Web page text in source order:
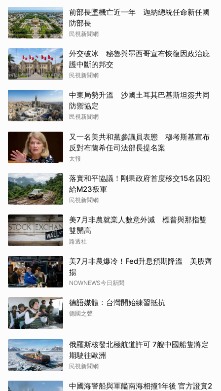
前部長墜機亡近一年 迦納總統任命新任國
防部長
民視新聞網
外交破冰 秘魯與墨西哥宣布恢復因政治庇
護中斷的邦交
民視新聞網
中東局勢升溫 沙國土耳其巴基斯坦簽共同
防禦協定
民視新聞網
又一名美共和黨參議員表態 穆考斯基宣布
反對布蘭希任司法部長提名案
太報
落實和平協議！剛果政府首度移交15名囚犯
給M23叛軍
民視新聞網
美7月非農就業人數意外減 標普與那指雙
雙開高
路透社
美7月非農爆冷！Fed升息預期降溫 美股齊
揚
NOWNEWS今日新聞
德語媒體：台灣開始練習抵抗
德國之聲
俄羅斯核發北極航道許可 7艘中國船隻將定
期駛往歐洲
民視新聞網
中國海警船與軍艦南海相撞1年後 官方證實2